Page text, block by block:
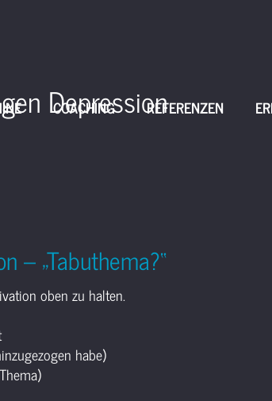
COACHING REFERENZEN
Depression
– „Tabuthema?“
oben zu halten.
habe)